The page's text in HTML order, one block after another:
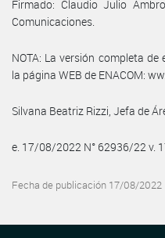
Firmado: Claudio Julio
Comunicaciones.
NOTA: La versión completa
la página WEB de ENACOM:
Silvana Beatriz Rizzi, Jefa de
e. 17/08/2022 N° 62936/22 v.
Fecha de publicación 17/08/2022